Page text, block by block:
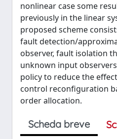
nonlinear case some
previously in the linear
proposed scheme
fault detection/
observer, fault isolation
unknown input
policy to reduce the
control reconfiguration
order allocation.
Scheda breve